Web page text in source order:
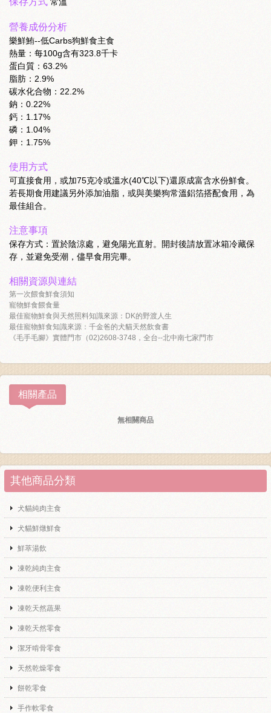
營養成份分析
樂鮮鮪--低Carbs狗鮮食主食
熱量：每100g含有323.8千卡
蛋白質：63.2%
脂肪：2.9%
碳水化合物：22.2%
鈉：0.22%
鈣：1.17%
磷：1.04%
鉀：1.75%
使用方式
可直接食用，或加75克冷或溫水(40℃以下)還原成富含水份鮮食。
若長期食用建議另外添加油脂，或與美樂狗常溫鋁箔搭配食用，為
最佳組合。
注意事項
保存方式：置於陰涼處，避免陽光直射。開封後請放置冰箱冷藏保
存，並避免受潮，儘早食用完畢。
相關資源與連結
第一次餵食鮮食須知
寵物鮮食餵食量
最佳寵物鮮食與天然照料知識來源：DK的野渡人生
最佳寵物鮮食知識來源：千金爸的犬貓天然飲食書
《毛手毛腳》實體門市（02)2608-3748，全台--北中南七家門市
相關產品
無相關商品
其他商品分類
犬貓純肉主食
犬貓鮮燉鮮食
鮮萃湯飲
凍乾純肉主食
凍乾便利主食
凍乾天然蔬果
凍乾天然零食
潔牙啃骨零食
天然乾燥零食
餅乾零食
手作軟零食